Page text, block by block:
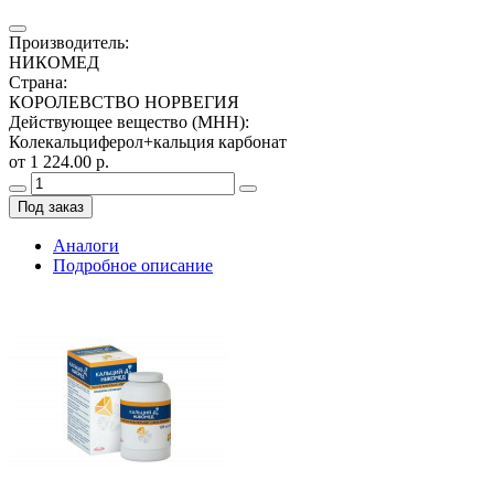
Производитель:
НИКОМЕД
Страна:
КОРОЛЕВСТВО НОРВЕГИЯ
Действующее вещество (МНН):
Колекальциферол+кальция карбонат
от 1 224.00 р.
Под заказ
Аналоги
Подробное описание